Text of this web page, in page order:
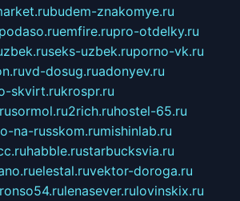
budem-znakomye.ru
emfire.rupro-otdelky.ru
seks-uzbek.ruporno-vk.ru
vd-dosug.ruadonyev.ru
skvirt.rukrospr.ru
sormol.ru2rich.ruhostel-65.ru
na-russkom.rumishinlab.ru
habble.rustarbucksvia.ru
elestal.ruvektor-doroga.ru
lenasever.rulovinskix.ru